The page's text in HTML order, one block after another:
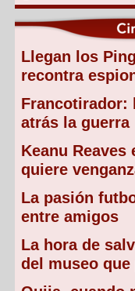
Llegan los
recontra
Francotirador:
atrás la guerra
Keanu Reaves
quiere
La pasión
entre amigos
La hora de
del museo